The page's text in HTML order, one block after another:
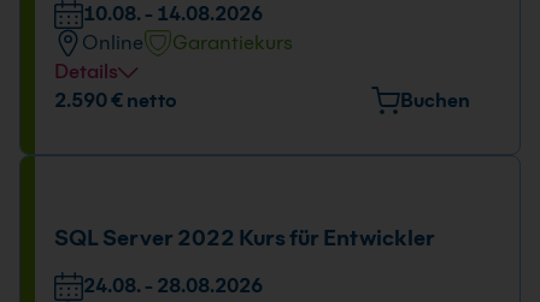
10.08. - 14.08.2026
Online
Garantiekurs
Details
Tage und Uhrzeit
2.590 € netto Buchen
SQL Server 2022 Kurs für Entwickler
24.08. - 28.08.2026